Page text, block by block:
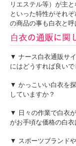
リエステル等）が主
といった特性がそれ
の商品の事も白衣と呼
▼ ナース白衣通販サ
にはどうすれば良いで
▼ かっこいい白衣を
していますか？
▼ 日々の作業で白衣
がお手頃な価格の白衣
▼ スポーツブランド